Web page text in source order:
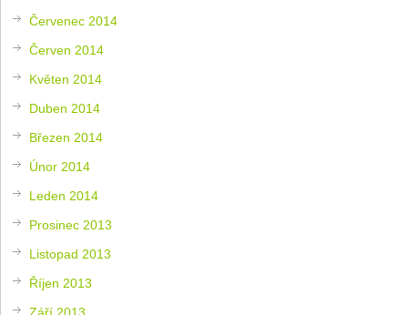
Červenec 2014
Červen 2014
Květen 2014
Duben 2014
Březen 2014
Únor 2014
Leden 2014
Prosinec 2013
Listopad 2013
Říjen 2013
Září 2013